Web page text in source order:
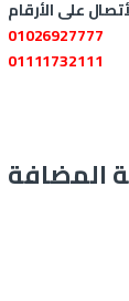
01026927777
01111732111